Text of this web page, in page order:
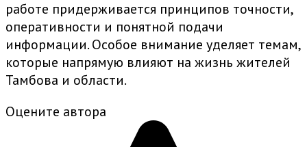
работе придерживается принципов точности,
оперативности и понятной подачи
информации. Особое внимание уделяет темам,
которые напрямую влияют на жизнь жителей
Тамбова и области.
Оцените автора